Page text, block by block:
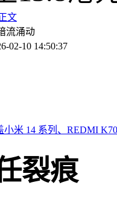
文
流涌动
02-10 14:50:37
裂痕